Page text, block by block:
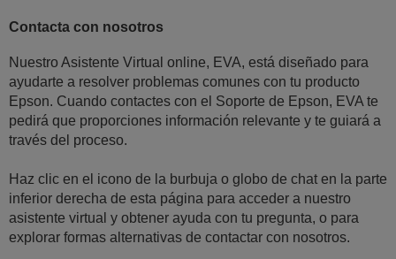
Contacta con nosotros
Nuestro Asistente Virtual online, EVA, está diseñado para
ayudarte a resolver problemas comunes con tu producto
Epson. Cuando contactes con el Soporte de Epson, EVA te
pedirá que proporciones información relevante y te guiará a
través del proceso.
Haz clic en el icono de la burbuja o globo de chat en la parte
inferior derecha de esta página para acceder a nuestro
asistente virtual y obtener ayuda con tu pregunta, o para
explorar formas alternativas de contactar con nosotros.